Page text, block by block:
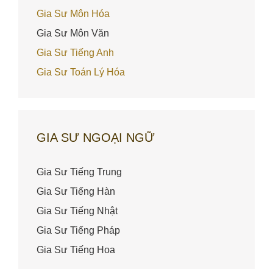
Gia Sư Môn Hóa
Gia Sư Môn Văn
Gia Sư Tiếng Anh
Gia Sư Toán Lý Hóa
GIA SƯ NGOẠI NGỮ
Gia Sư Tiếng Trung
Gia Sư Tiếng Hàn
Gia Sư Tiếng Nhật
Gia Sư Tiếng Pháp
Gia Sư Tiếng Hoa